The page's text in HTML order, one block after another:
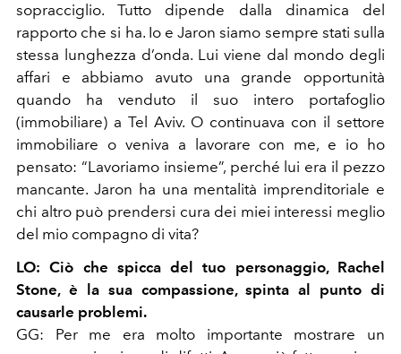
sopracciglio. Tutto dipende dalla dinamica del
rapporto che si ha. Io e Jaron siamo sempre stati sulla
stessa lunghezza d’onda. Lui viene dal mondo degli
affari e abbiamo avuto una grande opportunità
quando ha venduto il suo intero portafoglio
(immobiliare) a Tel Aviv. O continuava con il settore
immobiliare o veniva a lavorare con me, e io ho
pensato: “Lavoriamo insieme”, perché lui era il pezzo
mancante. Jaron ha una mentalità imprenditoriale e
chi altro può prendersi cura dei miei interessi meglio
del mio compagno di vita?
LO:Ciò che spicca del tuo personaggio, Rachel
Stone, è la sua compassione, spinta al punto di
causarle problemi.
GG: Per me era molto importante mostrare un